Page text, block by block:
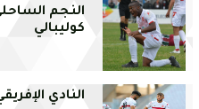
النجم
كوليبالي
النادي